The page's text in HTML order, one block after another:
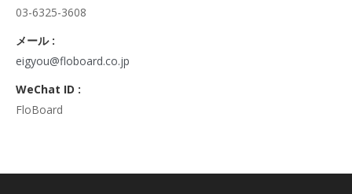
ールデンウィークを除く)
6. 個人情報における任意性について
個人情報のご提供は、ご本人の任意です。ただし、必須項目を
ご入力頂けない場合は本フォームをご利用頂けませんので、ご
了承ください。
03-6325-3608
メール :
eigyou@floboard.co.jp
WeChat ID :
FloBoard